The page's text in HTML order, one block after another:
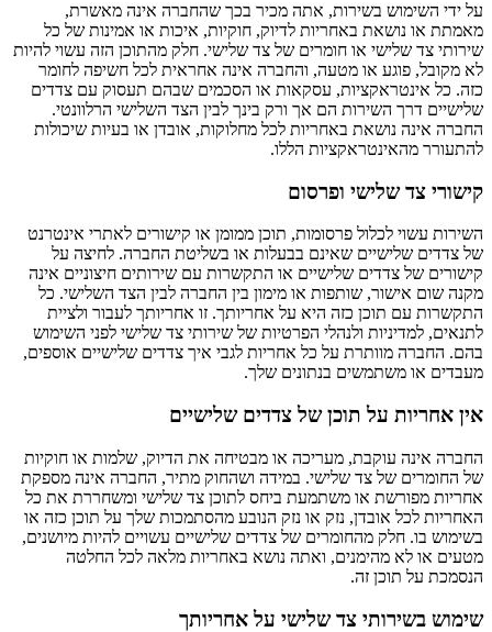
על ידי השימוש בשירות, אתה מכיר בכך שהחברה אינה מאשרת,
מאמתת או נושאת באחריות לדיוק, חוקיות, איכות או אמינות של כל
שירותי צד שלישי או חומרים של צד שלישי. חלק מהתוכן הזה עשוי להיות
לא מקובל, פוגע או מטעה, והחברה אינה אחראית לכל חשיפה לחומר
כזה. כל אינטראקציות, עסקאות או הסכמים שבהם תעסוק עם צדדים
שלישיים דרך השירות הם אך ורק בינך לבין הצד השלישי הרלוונטי.
החברה אינה נושאת באחריות לכל מחלוקות, אובדן או בעיות שיכולות
להתעורר מהאינטראקציות הללו.
קישורי צד שלישי ופרסום
השירות עשוי לכלול פרסומות, תוכן ממומן או קישורים לאתרי אינטרנט
של צדדים שלישיים שאינם בבעלות או בשליטת החברה. לחיצה על
קישורים של צדדים שלישיים או התקשרות עם שירותים חיצוניים אינה
מקנה שום אישור, שותפות או מימון בין החברה לבין הצד השלישי. כל
התקשרות עם תוכן כזה היא על אחריותך. זו אחריותך לעבור ולציית
לתנאים, למדיניות ולנהלי הפרטיות של שירותי צד שלישי לפני השימוש
בהם. החברה מוותרת על כל אחריות לגבי איך צדדים שלישיים אוספים,
מעבדים או משתמשים בנתונים שלך.
אין אחריות על תוכן של צדדים שלישיים
החברה אינה עוקבת, מעריכה או מבטיחה את הדיוק, שלמות או חוקיות
של החומרים של צד שלישי. במידה ושהחוק מתיר, החברה אינה מספקת
אחריות מפורשת או משתמעת ביחס לתוכן צד שלישי ומשחררת את כל
האחריות לכל אובדן, נזק או נזק הנובע מהסתמכות שלך על תוכן כזה או
בשימוש בו. חלק מהחומרים של צדדים שלישיים עשויים להיות מיושנים,
מטעים או לא מהימנים, ואתה נושא באחריות מלאה לכל החלטה
הנסמכת על תוכן זה.
שימוש בשירותי צד שלישי על אחריותך